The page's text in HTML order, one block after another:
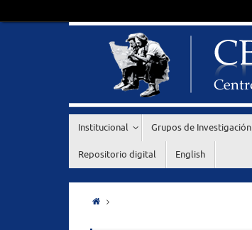
Institucional Grupos de Investigación
Repositorio digital English